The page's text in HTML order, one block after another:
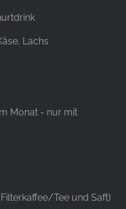
Lachs
Monat - nur mit
Tee und Saft)
Informationen anonym.
uns zu verstehen, wie